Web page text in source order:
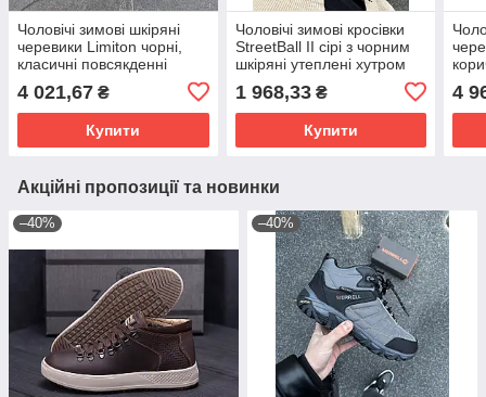
Чоловічі зимові шкіряні
черевики Limiton чорні,
класичні повсякденні
4 021,67 ₴
Купити
Чоловічі зимові кросівки
StreetBall II сірі з чорним
шкіряні утеплені хутром
1 968,33₴
Купити
4
Акційні пропозиції та новинки
–40% –40%